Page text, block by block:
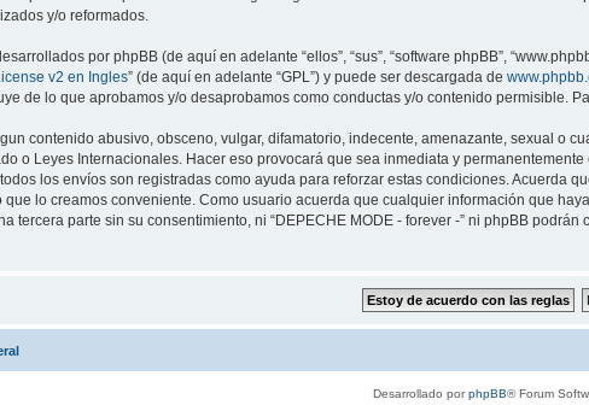
y/o reformados.
por phpBB (de aquí en adelante “ellos”, “sus”, “software phpBB”,
v2 en Ingles” (de aquí en adelante “GPL”) y puede ser descargada de
de lo que aprobamos y/o desaprobamos como conductas y/o contenido permisible.
contenido abusivo, obsceno, vulgar, difamatorio, indecente, amenazante, sexual o
o Leyes Internacionales. Hacer eso provocará que sea inmediata y
los envíos son registradas como ayuda para reforzar estas condiciones. Acuerda
que lo creamos conveniente. Como usuario acuerda que cualquier información que
tercera parte sin su consentimiento, ni “DEPECHE MODE - forever -” ni phpBB
Desarrollado porphpBB® Forum